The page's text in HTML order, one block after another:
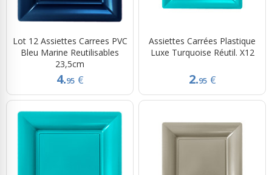
Lot 12 Assiettes Carrees PVC
Bleu Marine Reutilisables
23,5cm
4.95 €
Assiettes Carrées Plastique
Luxe Turquoise Réutil. X12
2.95 €